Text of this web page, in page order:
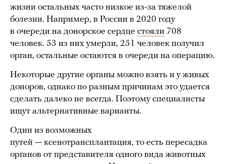
жизни остальных часто низкое из-за тяжелой
болезни. Например, в России в 2020 году
в очереди на донорское сердце стояли 708
человек. 53 из них умерли, 251 человек получил
орган, остальные остаются в очереди на операцию.
Некоторые другие органы можно взять и у живых
доноров, однако по разным причинам это удается
сделать далеко не всегда. Поэтому специалисты
ищут альтернативные варианты.
Один из возможных
путей — ксенотрансплантация, то есть пересадка
органов от представителя одного вида животных